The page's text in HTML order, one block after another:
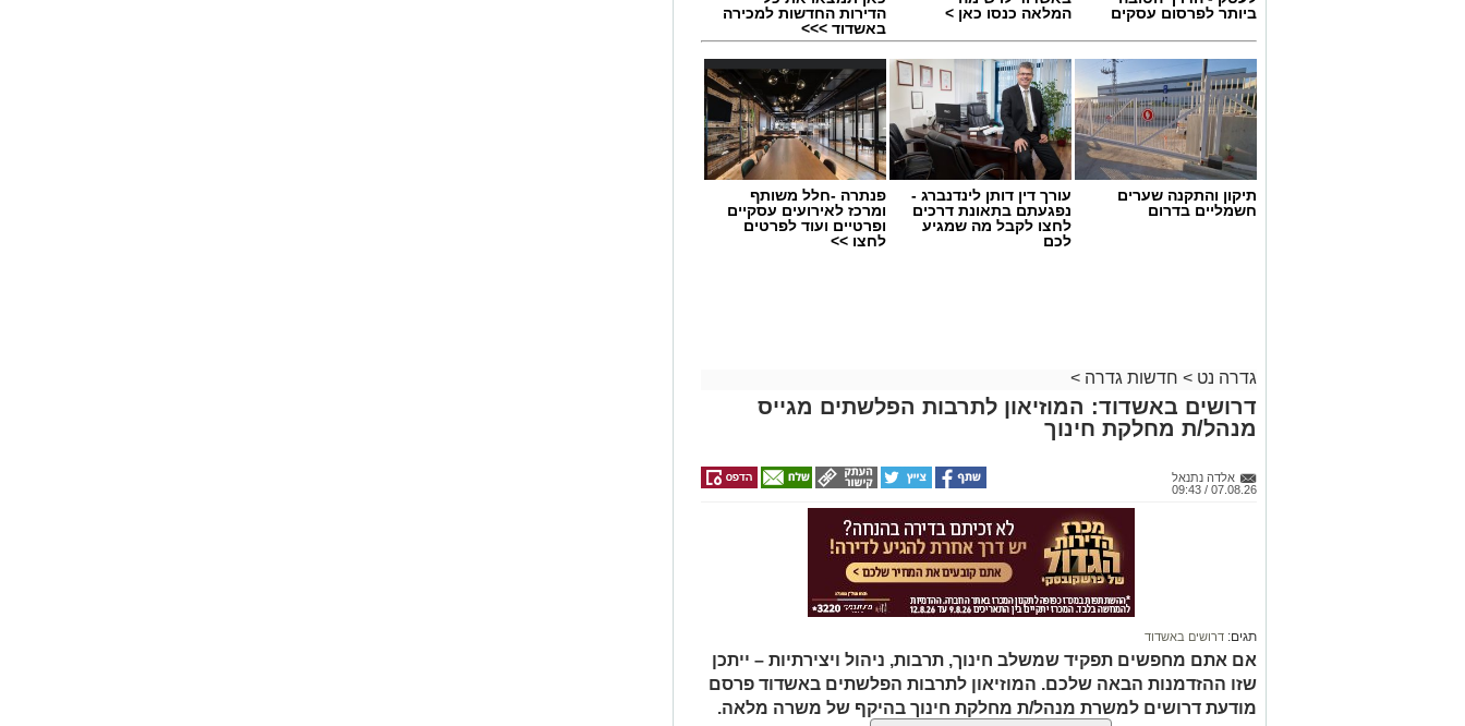
ביותר לפרסום עסקים
המלאה כנסו כאן >
הדירות החדשות למכירה
באשדוד >>>
תיקון והתקנה שערים
חשמליים בדרום
עורך דין דותן לינדנברג -
נפגעתם בתאונת דרכים
לחצו לקבל מה שמגיע
לכם
פנתרה -חלל משותף
ומרכז לאירועים עסקיים
ופרטיים ועוד לפרטים
לחצו >>
גדרה נט > חדשות גדרה >
דרושים באשדוד: המוזיאון לתרבות הפלשתים מגייס
מנהל/ת מחלקת חינוך
אלדה נתנאל
07.08.26 / 09:43
תגים: דרושים באשדוד
אם אתם מחפשים תפקיד שמשלב חינוך, תרבות, ניהול ויצירתיות – ייתכן
שזו ההזדמנות הבאה שלכם. המוזיאון לתרבות הפלשתים באשדוד פרסם
מודעת דרושים למשרת מנהל/ת מחלקת חינוך בהיקף של משרה מלאה.